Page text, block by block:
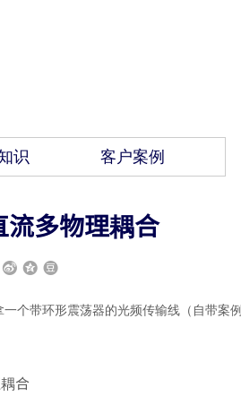
识 客户案例
多物理耦合
个带环形震荡器的光频传输线（自带案例